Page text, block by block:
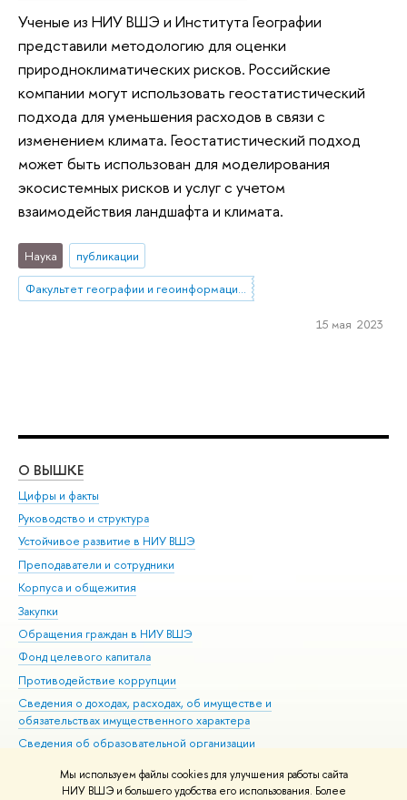
Мы используем файлы cookies для улучшения работы сайта
НИУ ВШЭ и большего удобства его использования. Более
Ученые из НИУ ВШЭ и Института Географии
представили методологию для оценки
природноклиматических рисков. Российские
компании могут использовать геостатистический
подхода для уменьшения расходов в связи с
изменением климата. Геостатистический подход
может быть использован для моделирования
экосистемных рисков и услуг с учетом
взаимодействия ландшафта и климата.
Наука
публикации
Факультет географии и геоинформационных технологий
15 мая 2023
О ВЫШКЕ
Цифры и факты
Руководство и структура
Устойчивое развитие в НИУ ВШЭ
Преподаватели и сотрудники
Корпуса и общежития
Закупки
Обращения граждан в НИУ ВШЭ
Фонд целевого капитала
Противодействие коррупции
Сведения о доходах, расходах, об имуществе и
обязательствах имущественного характера
Сведения об образовательной организации
Людям с ограниченными возможностями здоровья
Единая платежная страница